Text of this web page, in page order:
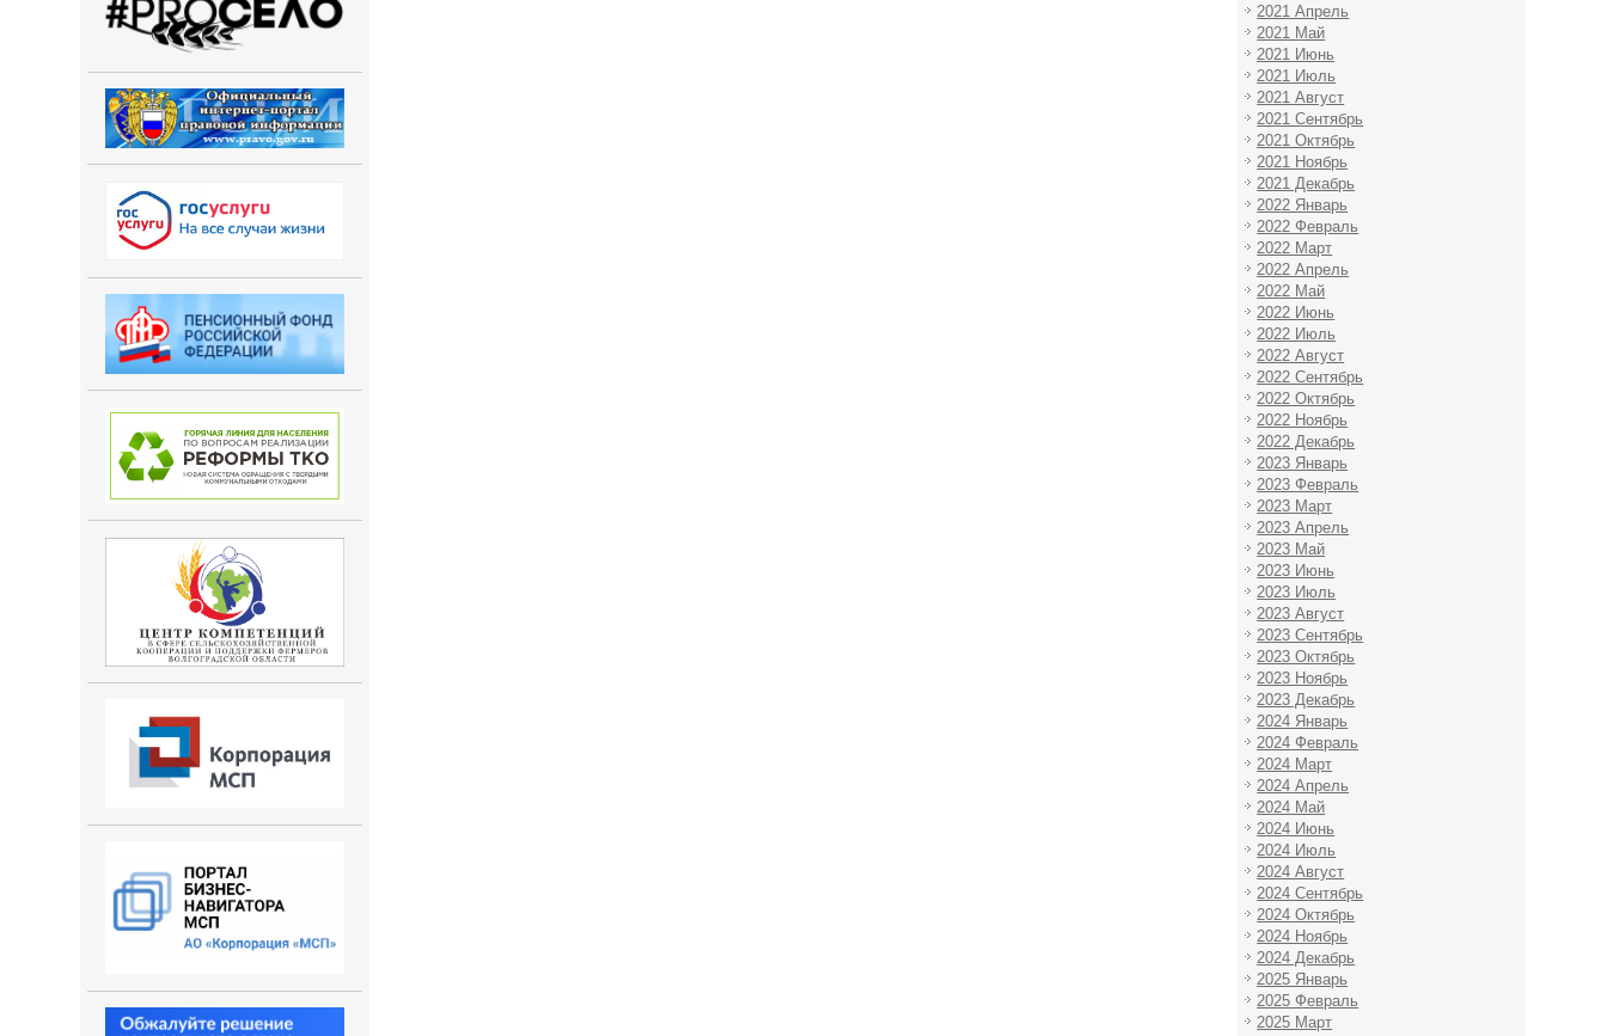
2021 Апрель
2021 Май
2021 Июнь
2021 Июль
2021 Август
2021 Сентябрь
2021 Октябрь
2021 Ноябрь
2021 Декабрь
2022 Январь
2022 Февраль
2022 Март
2022 Апрель
2022 Май
2022 Июнь
2022 Июль
2022 Август
2022 Сентябрь
2022 Октябрь
2022 Ноябрь
2022 Декабрь
2023 Январь
2023 Февраль
2023 Март
2023 Апрель
2023 Май
2023 Июнь
2023 Июль
2023 Август
2023 Сентябрь
2023 Октябрь
2023 Ноябрь
2023 Декабрь
2024 Январь
2024 Февраль
2024 Март
2024 Апрель
2024 Май
2024 Июнь
2024 Июль
2024 Август
2024 Сентябрь
2024 Октябрь
2024 Ноябрь
2024 Декабрь
2025 Январь
2025 Февраль
2025 Март